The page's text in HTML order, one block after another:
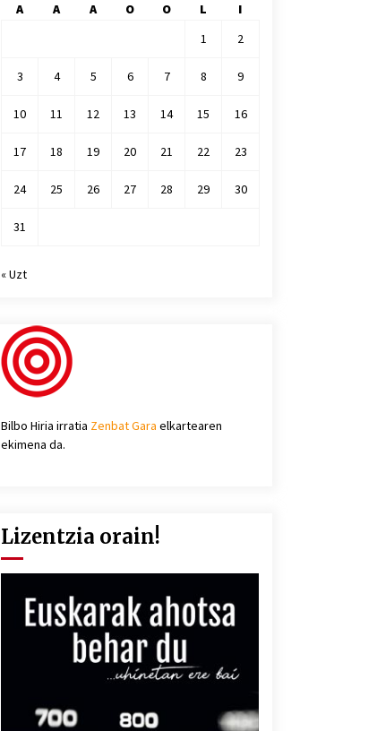
A A A O O L
I
1
2
3 4 5 6 7 8 9
10 11 12 13 14 15 16
17 18 19 20 21 22 23
24 25 26 27 28 29 30
31
« Uzt
Bilbo Hiria irratia Zenbat Gara elkartearen
ekimena da.
Lizentzia orain!